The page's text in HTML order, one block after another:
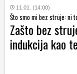
11.01. (14:00)
Što smo mi bez struje: ni
Zašto bez
indukcija kao